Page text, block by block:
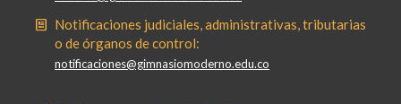
Notificaciones judiciales, administrativas, tributarias
o de órganos de control:
notificaciones@gimnasiomoderno.edu.co